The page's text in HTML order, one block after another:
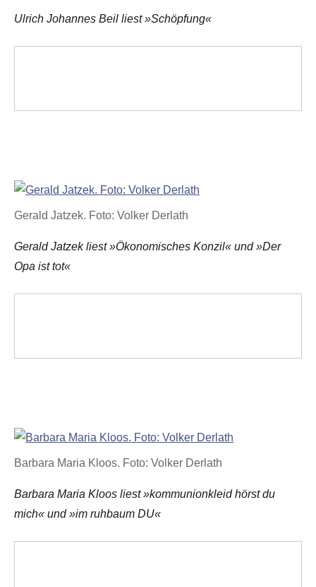
Ulrich Johannes Beil liest »Schöpfung«
Gerald Jatzek. Foto: Volker Derlath
Gerald Jatzek liest »Ökonomisches Konzil« und »Der
Opa ist tot«
Barbara Maria Kloos. Foto: Volker Derlath
Barbara Maria Kloos liest »kommunionkleid hörst du
mich« und »im ruhbaum DU«